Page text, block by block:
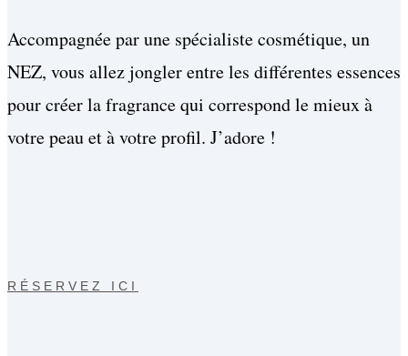
Accompagnée par une spécialiste cosmétique, un
NEZ, vous allez jongler entre les différentes essences
pour créer la fragrance qui correspond le mieux à
votre peau et à votre profil. J’adore !
RÉSERVEZ ICI